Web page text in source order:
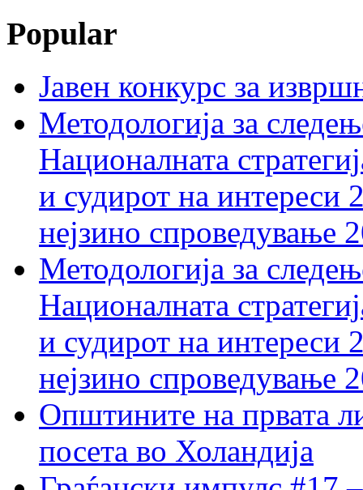
Popular
Јавен конкурс за
Методологија за
Националната
и судирот на интереси
нејзино спроведување
Методологија за
Националната
и судирот на интереси
нејзино спроведување
Општините на првата
посета во Холандија